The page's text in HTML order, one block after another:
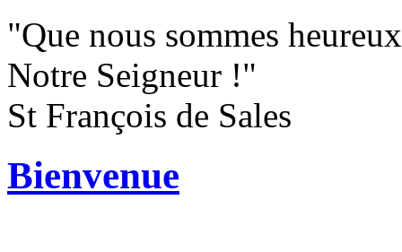
"Que nous sommes
Notre Seigneur !"
St François de Sales
Bienvenue